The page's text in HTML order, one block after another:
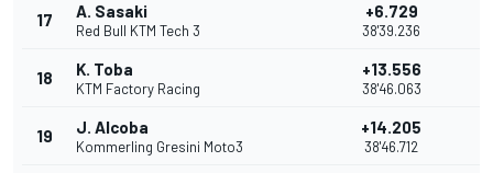
17 A. Sasaki
Red Bull KTM Tech 3
+6.729
38'39.236
18 K. Toba
KTM Factory Racing
+13.556
38'46.063
19 J. Alcoba
Kommerling Gresini Moto3
+14.205
38'46.712